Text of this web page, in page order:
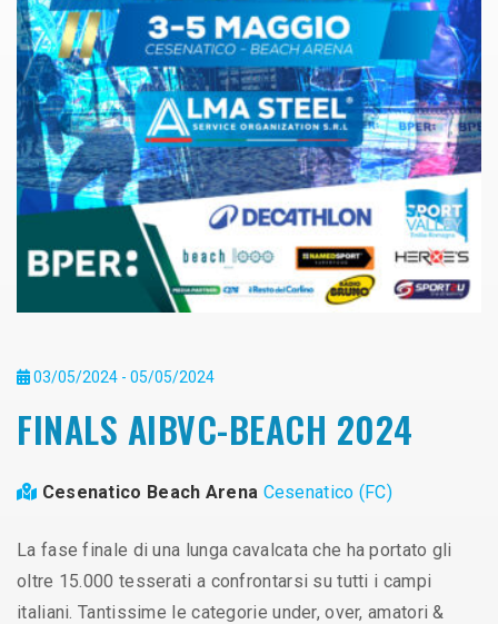
03/05/2024 - 05/05/2024
FINALS AIBVC-BEACH 2024
Cesenatico Beach Arena Cesenatico (FC)
La fase finale di una lunga cavalcata che ha portato gli
oltre 15.000 tesserati a confrontarsi su tutti i campi
italiani. Tantissime le categorie under, over, amatori &